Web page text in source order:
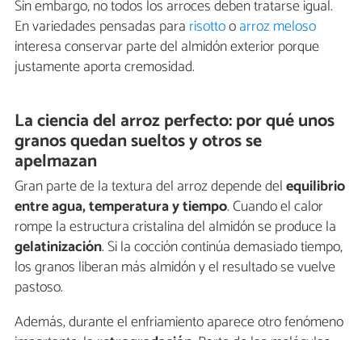
Sin embargo, no todos los arroces deben tratarse igual.
En variedades pensadas para risottooarroz meloso
interesa conservar parte del almidón exterior porque
justamente aporta cremosidad.
La ciencia del arroz perfecto: por qué unos
granos quedan sueltos y otros se
apelmazan
Gran parte de la textura del arroz depende delequilibrio
entre agua, temperatura y tiempo. Cuando el calor
rompe la estructura cristalina del almidón se produce la
gelatinización. Si la cocción continúa demasiado tiempo,
los granos liberan más almidón y el resultado se vuelve
pastoso.
Además, durante el enfriamiento aparece otro fenómeno